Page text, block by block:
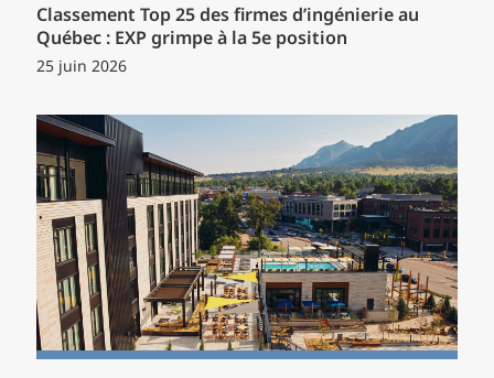
Classement Top 25 des firmes d’ingénierie au
Québec : EXP grimpe à la 5e position
25 juin 2026